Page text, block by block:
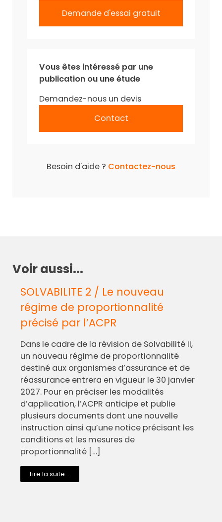
Demande d'essai gratuit
Vous êtes intéressé par une
publication ou une étude
Demandez-nous un devis
Contact
Besoin d'aide ? Contactez-nous
Voir aussi...
SOLVABILITE 2 / Le nouveau
régime de proportionnalité
précisé par l’ACPR
Dans le cadre de la révision de Solvabilité II,
un nouveau régime de proportionnalité
destiné aux organismes d’assurance et de
réassurance entrera en vigueur le 30 janvier
2027. Pour en préciser les modalités
d’application, l’ACPR anticipe et publie
plusieurs documents dont une nouvelle
instruction ainsi qu’une notice précisant les
conditions et les mesures de
proportionnalité […]
Lire la suite...